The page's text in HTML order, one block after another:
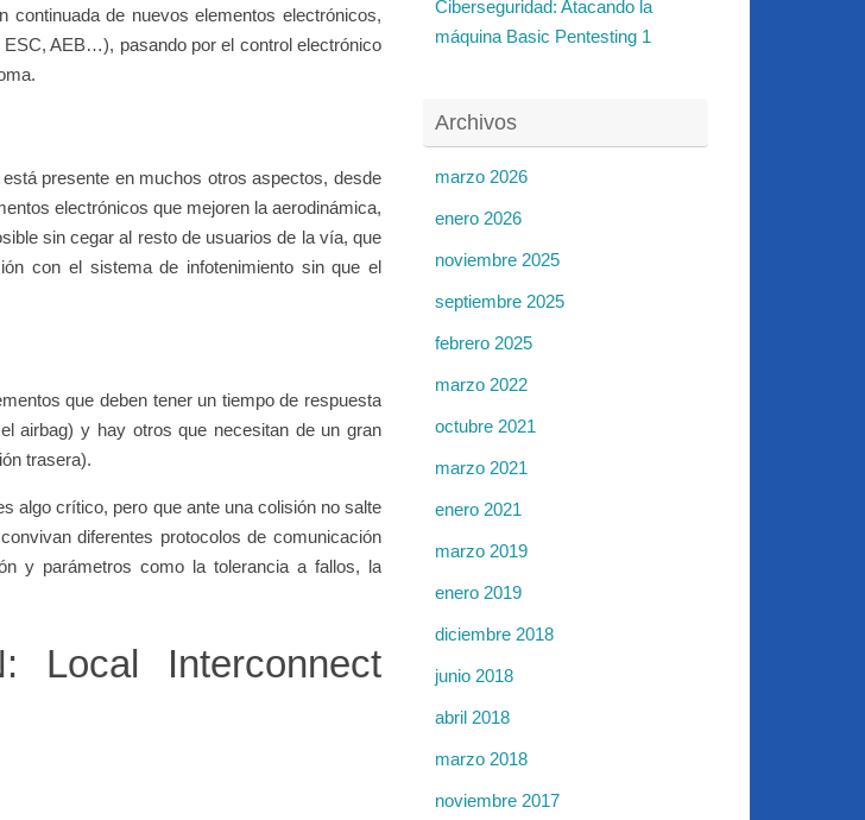
continuada de nuevos elementos electrónicos,
AEB…), pasando por el control electrónico
presente en muchos otros aspectos, desde
electrónicos que mejoren la aerodinámica,
sin cegar al resto de usuarios de la vía, que
con el sistema de infotenimiento sin que el
que deben tener un tiempo de respuesta
airbag) y hay otros que necesitan de un gran
trasera).
algo crítico, pero que ante una colisión no salte
diferentes protocolos de comunicación
y parámetros como la tolerancia a fallos, la
Local Interconnect
Ciberseguridad: Atacando la
máquina Basic Pentesting 1
Archivos
marzo 2026
enero 2026
noviembre 2025
septiembre 2025
febrero 2025
marzo 2022
octubre 2021
marzo 2021
enero 2021
marzo 2019
enero 2019
diciembre 2018
junio 2018
abril 2018
marzo 2018
noviembre 2017